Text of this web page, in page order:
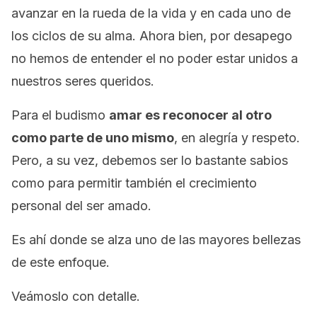
avanzar en la rueda de la vida y en cada uno de
los ciclos de su alma. Ahora bien, por desapego
no hemos de entender el no poder estar unidos a
nuestros seres queridos.
Para el budismo amar es reconocer al otro
como parte de uno mismo, en alegría y respeto.
Pero, a su vez, debemos ser lo bastante sabios
como para permitir también el crecimiento
personal del ser amado.
Es ahí donde se alza uno de las mayores bellezas
de este enfoque.
Veámoslo con detalle.